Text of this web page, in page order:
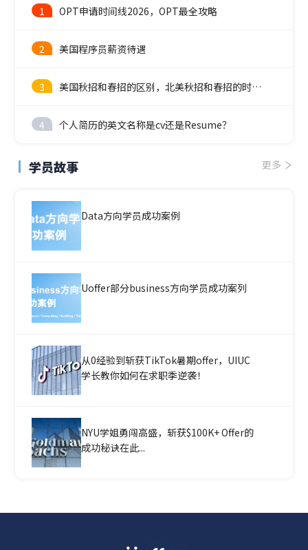
1 OPT申请时间线2026，OPT最全攻略
2 美国程序员薪资待遇
3 美国秋招和春招的区别，北美秋招和春招的时间线
4 个人简历的英文名称是cv还是Resume？
学员故事 更多
Data方向学员成功案例
Uoffer部分business方向学员成功案列
从0经验到斩获TikTok暑期offer，UIUC
学长教你如何在求职季逆袭！
NYU学姐勇闯高盛，斩获$100K+ Offer的
成功秘诀在此...